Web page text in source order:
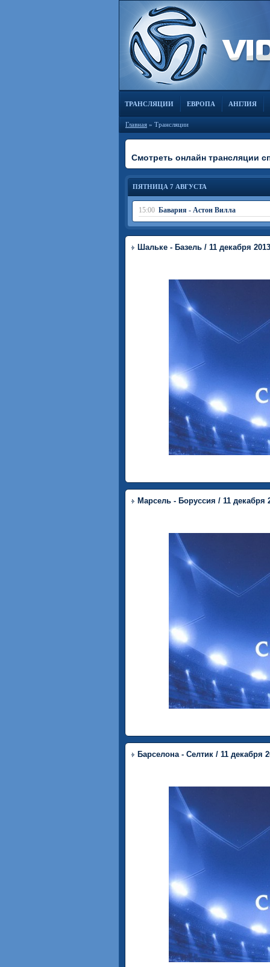
ТРАНСЛЯЦИИ ЕВРОПА АНГЛИЯ
Главная » Трансляции
Смотреть онлайн трансляции
ПЯТНИЦА 7 АВГУСТА
15:00 Бавария - Астон Вилла
Шальке - Базель / 11 декабря 2013
Марсель - Боруссия / 11 декабря
Барселона - Селтик / 11 декабря